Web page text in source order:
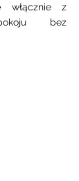
włącznie z
bez